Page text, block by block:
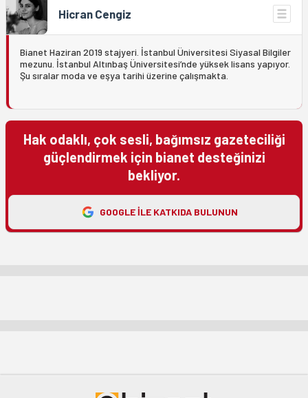
Hicran Cengiz
Bianet Haziran 2019 stajyeri. İstanbul Üniversitesi Siyasal Bilgiler
mezunu. İstanbul Altınbaş Üniversitesi’nde yüksek lisans yapıyor.
Şu sıralar moda ve eşya tarihi üzerine çalışmakta.
Hak odaklı, çok sesli, bağımsız gazeteciliği
güçlendirmek için bianet desteğinizi
bekliyor.
GOOGLE ILE KATKIDA BULUNUN